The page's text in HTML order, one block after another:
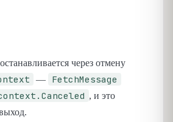
через отмену
— FetchMessage
, и это